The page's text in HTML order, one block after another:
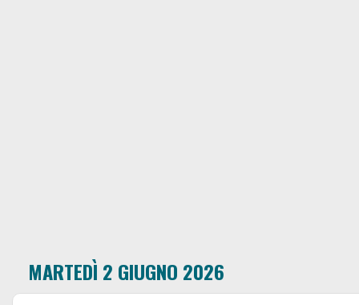
MARTEDÌ 2 GIUGNO 2026